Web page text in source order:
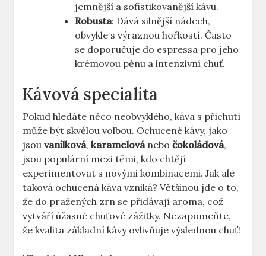
jemnější a sofistikovanější kávu.
Robusta: Dává silnější nádech,
obvykle s výraznou hořkostí. Často
se doporučuje do espressa pro jeho
krémovou pěnu a intenzivní chuť.
Kávová specialita
Pokud hledáte něco neobvyklého, káva s příchutí
může být skvělou volbou. Ochucené kávy, jako
jsouvanilková,karamelovánebočokoládová,
jsou populární mezi těmi, kdo chtějí
experimentovat s novými kombinacemi. Jak ale
taková ochucená káva vzniká? Většinou jde o to,
že do pražených zrn se přidávají aroma, což
vytváří úžasné chuťové zážitky. Nezapomeňte,
že kvalita základní kávy ovlivňuje výslednou chuť!